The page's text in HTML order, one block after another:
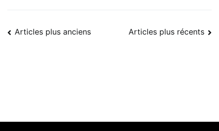
Navigation
Articles plus anciens Articles plus récents